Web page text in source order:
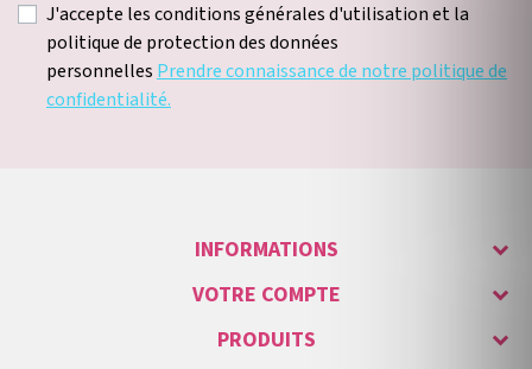
J'accepte les conditions générales d'utilisation et la
politique de protection des données
personnelles Prendre connaissance de notre politique de
confidentialité.
INFORMATIONS
VOTRE COMPTE
PRODUITS